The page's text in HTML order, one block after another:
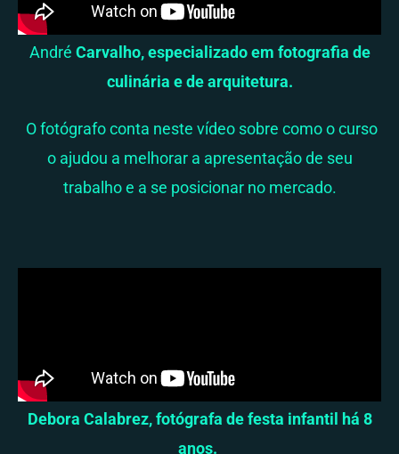
André Carvalho, especializado em fotografia de
culinária e de arquitetura.
O fotógrafo conta neste vídeo sobre como o curso
o ajudou a melhorar a apresentação de seu
trabalho e a se posicionar no mercado.
Debora Calabrez, fotógrafa de festa infantil há 8
anos.